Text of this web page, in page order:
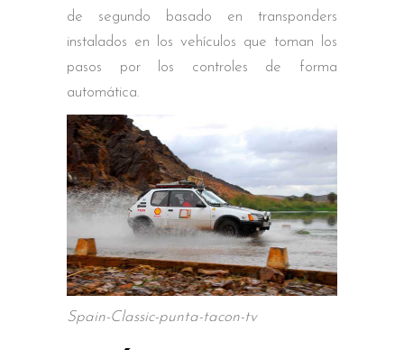
de segundo basado en transponders
instalados en los vehículos que toman los
pasos por los controles de forma
automática.
Spain-Classic-punta-tacon-tv